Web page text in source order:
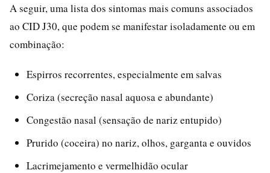
A seguir, uma lista dos sintomas mais comuns associados
ao CID J30, que podem se manifestar isoladamente ou em
combinação:
Espirros recorrentes, especialmente em salvas
Coriza (secreção nasal aquosa e abundante)
Congestão nasal (sensação de nariz entupido)
Prurido (coceira) no nariz, olhos, garganta e ouvidos
Lacrimejamento e vermelhidão ocular